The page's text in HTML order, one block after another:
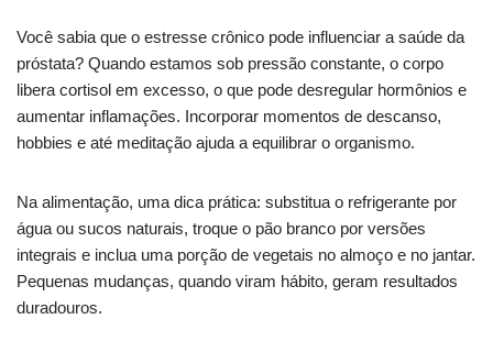
Você sabia que o estresse crônico pode influenciar a saúde da
próstata? Quando estamos sob pressão constante, o corpo
libera cortisol em excesso, o que pode desregular hormônios e
aumentar inflamações. Incorporar momentos de descanso,
hobbies e até meditação ajuda a equilibrar o organismo.
Na alimentação, uma dica prática: substitua o refrigerante por
água ou sucos naturais, troque o pão branco por versões
integrais e inclua uma porção de vegetais no almoço e no jantar.
Pequenas mudanças, quando viram hábito, geram resultados
duradouros.